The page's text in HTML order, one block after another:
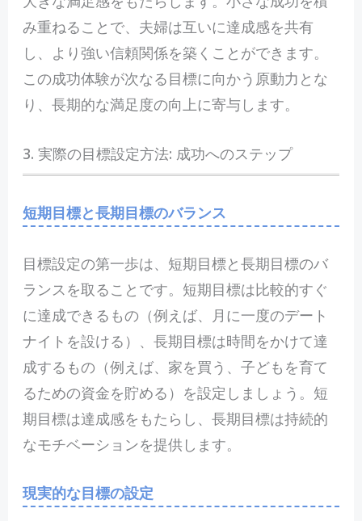
み重ねることで、夫婦は互いに達成感を共有
し、より強い信頼関係を築くことができます。
この成功体験が次なる目標に向かう原動力とな
り、長期的な満足度の向上に寄与します。
3. 実際の目標設定方法: 成功へのステップ
短期目標と長期目標のバランス
目標設定の第一歩は、短期目標と長期目標のバ
ランスを取ることです。短期目標は比較的すぐ
に達成できるもの（例えば、月に一度のデート
ナイトを設ける）、長期目標は時間をかけて達
成するもの（例えば、家を買う、子どもを育て
るための資金を貯める）を設定しましょう。短
期目標は達成感をもたらし、長期目標は持続的
なモチベーションを提供します。
現実的な目標の設定